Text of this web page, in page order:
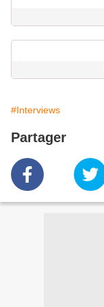
#Interviews
Partager